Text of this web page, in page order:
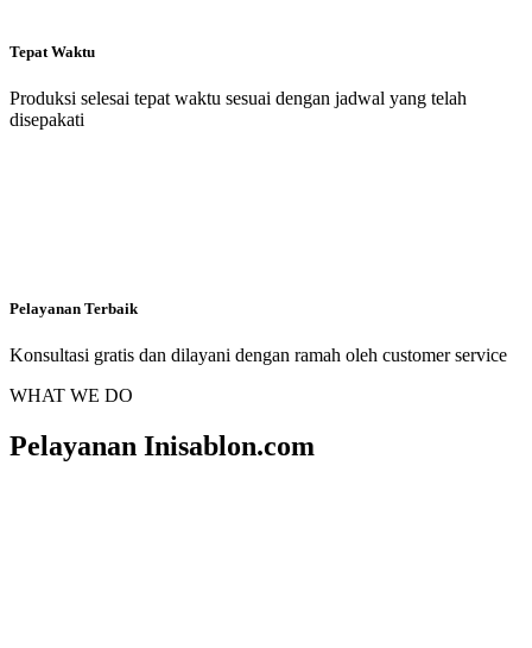
Tepat Waktu
Produksi selesai tepat waktu sesuai dengan jadwal yang telah
disepakati
Pelayanan Terbaik
Konsultasi gratis dan dilayani dengan ramah oleh customer service
WHAT WE DO
Pelayanan Inisablon.com